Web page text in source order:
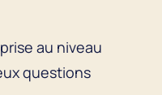
au niveau
questions